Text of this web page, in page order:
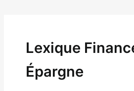
Lexique
Épargne